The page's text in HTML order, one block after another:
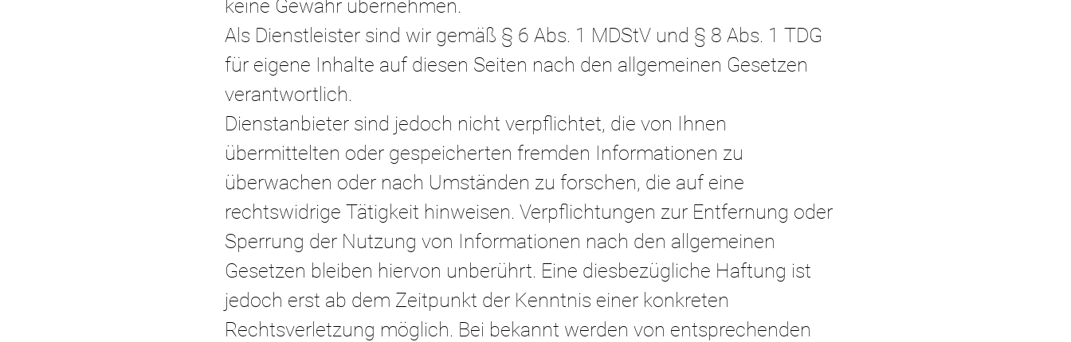
keine Gewähr übernehmen.
Als Dienstleister sind wir gemäß § 6 Abs. 1 MDStV und § 8 Abs. 1 TDG
für eigene Inhalte auf diesen Seiten nach den allgemeinen Gesetzen
verantwortlich.
Dienstanbieter sind jedoch nicht verpflichtet, die von Ihnen
übermittelten oder gespeicherten fremden Informationen zu
überwachen oder nach Umständen zu forschen, die auf eine
rechtswidrige Tätigkeit hinweisen. Verpflichtungen zur Entfernung oder
Sperrung der Nutzung von Informationen nach den allgemeinen
Gesetzen bleiben hiervon unberührt. Eine diesbezügliche Haftung ist
jedoch erst ab dem Zeitpunkt der Kenntnis einer konkreten
Rechtsverletzung möglich. Bei bekannt werden von entsprechenden